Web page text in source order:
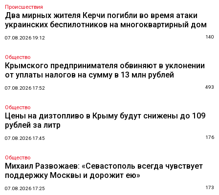
Происшествия
Два мирных жителя Керчи погибли во время атаки
украинских беспилотников на многоквартирный дом
07.08.2026 19:12 140
Общество
Крымского предпринимателя обвиняют в уклонении
от уплаты налогов на сумму в 13 млн рублей
07.08.2026 17:52 493
Общество
Цены на дизтопливо в Крыму будут снижены до 109
рублей за литр
07.08.2026 17:45 176
Общество
Михаил Развожаев: «Севастополь всегда чувствует
поддержку Москвы и дорожит ею»
07.08.2026 17:25 173